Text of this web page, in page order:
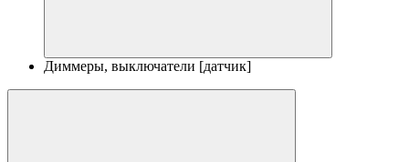
Диммеры, выключатели [датчик]